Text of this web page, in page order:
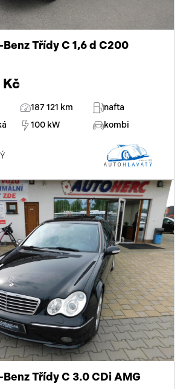
Třídy C 1,6 d C200
187 121 km
nafta
100 kW kombi
Třídy C 3.0 CDi AMG